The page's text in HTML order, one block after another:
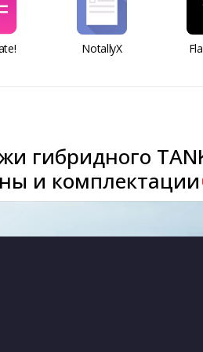
NotallyX
гибридного
и комплектации